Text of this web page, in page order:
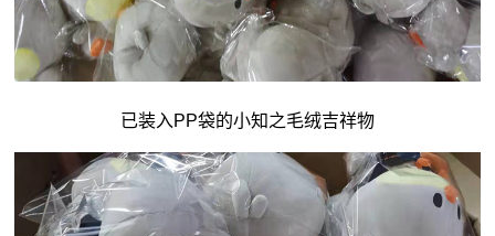
已装入PP袋的小知之毛绒吉祥物